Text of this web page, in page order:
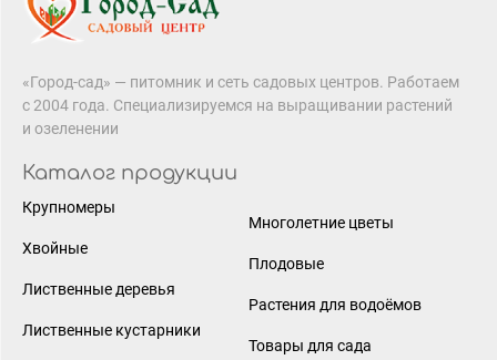
«Город-сад» — питомник и сеть садовых центров. Работаем
с 2004 года. Специализируемся на выращивании растений
и озеленении
Каталог продукции
Крупномеры
Хвойные
Лиственные деревья
Лиственные кустарники
Многолетние цветы
Плодовые
Растения для водоёмов
Товары для сада